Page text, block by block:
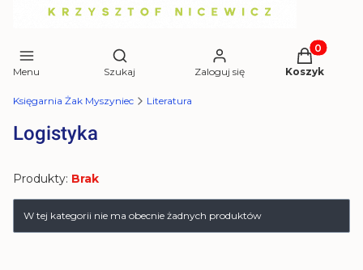
Menu
Otwórz wyszukiwarkę
Szukaj Zaloguj się
Produkty
Koszyk
Księgarnia Żak Myszyniec Literatura
Logistyka
Produkty: Brak
Lista produktów
W tej kategorii nie ma obecnie żadnych produktów